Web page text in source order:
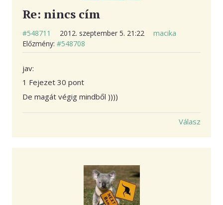
Re: nincs cím
#548711 2012. szeptember 5. 21:22
macika
Előzmény: #548708
jav:
1 Fejezet 30 pont
De magát végig mindből ))))
Válasz